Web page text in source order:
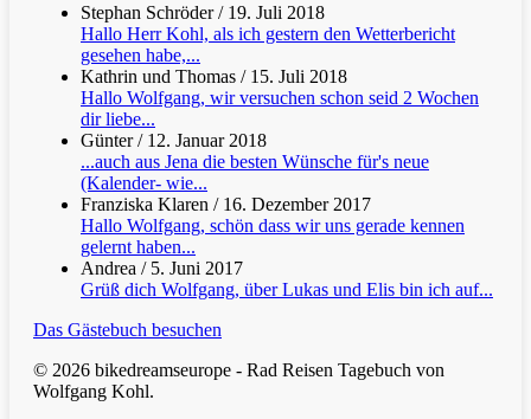
Stephan Schröder/ 19. Juli 2018
Hallo Herr Kohl, als ich gestern den Wetterbericht
gesehen habe,...
Kathrin und Thomas / 15. Juli 2018
Hallo Wolfgang, wir versuchen schon seid 2 Wochen
dir liebe...
Günter/ 12. Januar 2018
...auch aus Jena die besten Wünsche für's neue
(Kalender- wie...
Franziska Klaren / 16. Dezember 2017
Hallo Wolfgang, schön dass wir uns gerade kennen
gelernt haben...
Andrea / 5. Juni 2017
Grüß dich Wolfgang, über Lukas und Elis bin ich auf...
Das Gästebuch besuchen
© 2026 bikedreamseurope - Rad Reisen Tagebuch von
Wolfgang Kohl.